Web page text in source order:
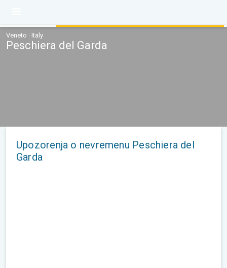
Veneto · Italy
Peschiera del Garda
Upozorenja o nevremenu Peschiera del
Garda